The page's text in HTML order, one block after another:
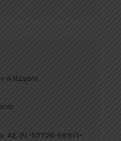
w Rząśni
AE:PL-57726-56911-